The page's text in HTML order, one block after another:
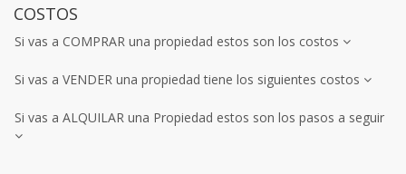
COSTOS
Si vas a COMPRAR una propiedad estos son los costos
Si vas a VENDER una propiedad tiene los siguientes costos
Si vas a ALQUILAR una Propiedad estos son los pasos a seguir